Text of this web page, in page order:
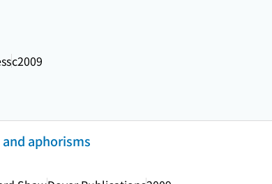
c2009
aphorisms